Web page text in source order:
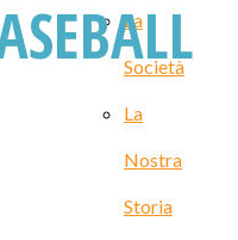
La
Società
La
Nostra
Storia